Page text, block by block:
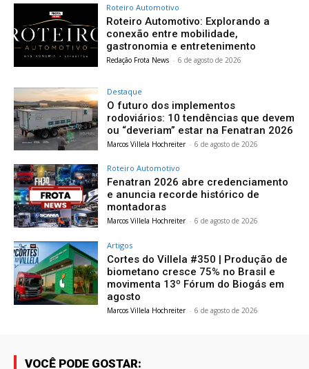
Roteiro Automotivo
Roteiro Automotivo: Explorando a
conexão entre mobilidade,
gastronomia e entretenimento
Redação Frota News - 6 de agosto de 2026
Destaque
O futuro dos implementos
rodoviários: 10 tendências que devem
ou “deveriam” estar na Fenatran 2026
Marcos Villela Hochreiter - 6 de agosto de 2026
Roteiro Automotivo
Fenatran 2026 abre credenciamento
e anuncia recorde histórico de
montadoras
Marcos Villela Hochreiter - 6 de agosto de 2026
Artigos
Cortes do Villela #350 | Produção de
biometano cresce 75% no Brasil e
movimenta 13º Fórum do Biogás em
agosto
Marcos Villela Hochreiter - 6 de agosto de 2026
VOCÊ PODE GOSTAR: